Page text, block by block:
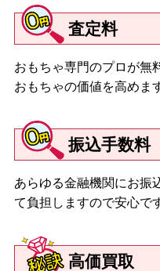
査定料
おもちゃ専門のプロが無
おもちゃの価値を高めま
振込手数料
あらゆる金融機関にお振
て負担しますので安心で
高価買取